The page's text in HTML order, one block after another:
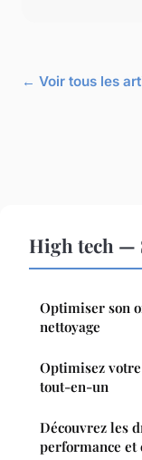
← Voir tous les
High tech —
Optimiser son
nettoyage
Optimisez
tout-en-un
Découvrez les
performance et